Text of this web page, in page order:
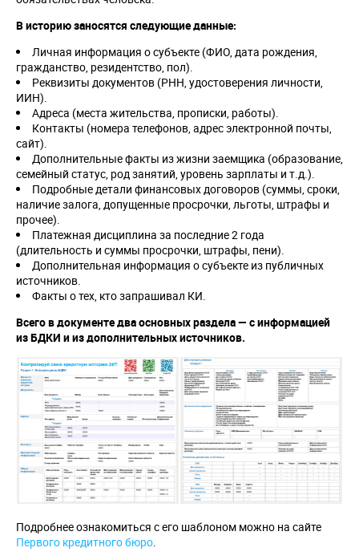
В историю заносятся следующие данные:
Личная информация о субъекте (ФИО, дата рождения,
гражданство, резидентство, пол).
Реквизиты документов (РНН, удостоверения личности,
ИИН).
Адреса (места жительства, прописки, работы).
Контакты (номера телефонов, адрес электронной почты,
сайт).
Дополнительные факты из жизни заемщика (образование,
семейный статус, род занятий, уровень зарплаты и т.д.).
Подробные детали финансовых договоров (суммы, сроки,
наличие залога, допущенные просрочки, льготы, штрафы и
прочее).
Платежная дисциплина за последние 2 года
(длительность и суммы просрочки, штрафы, пени).
Дополнительная информация о субъекте из публичных
источников.
Факты о тех, кто запрашивал КИ.
Всего в документе два основных раздела — с информацией
из БДКИ и из дополнительных источников.
Подробнее ознакомиться с его шаблоном можно на сайте
Первого кредитного бюро.